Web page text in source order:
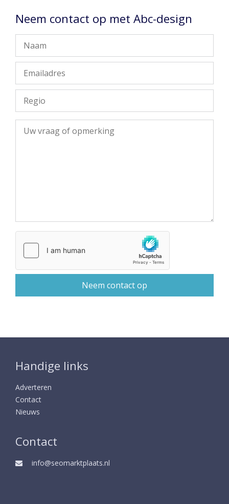
Neem contact op met Abc-design
Handige links
Adverteren
Contact
Nieuws
Contact
info@seomarktplaats.nl